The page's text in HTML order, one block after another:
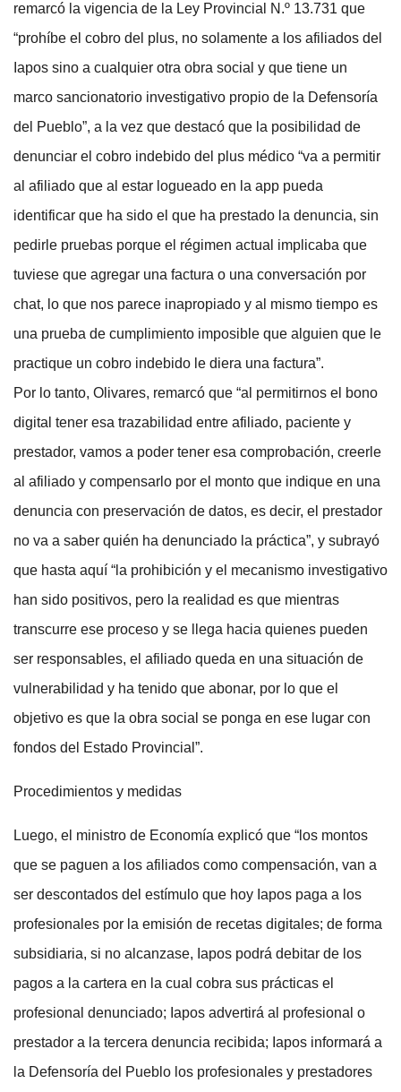
remarcó la vigencia de la Ley Provincial N.º 13.731 que
“prohíbe el cobro del plus, no solamente a los afiliados del
Iapos sino a cualquier otra obra social y que tiene un
marco sancionatorio investigativo propio de la Defensoría
del Pueblo”, a la vez que destacó que la posibilidad de
denunciar el cobro indebido del plus médico “va a permitir
al afiliado que al estar logueado en la app pueda
identificar que ha sido el que ha prestado la denuncia, sin
pedirle pruebas porque el régimen actual implicaba que
tuviese que agregar una factura o una conversación por
chat, lo que nos parece inapropiado y al mismo tiempo es
una prueba de cumplimiento imposible que alguien que le
practique un cobro indebido le diera una factura”.
Por lo tanto, Olivares, remarcó que “al permitirnos el bono
digital tener esa trazabilidad entre afiliado, paciente y
prestador, vamos a poder tener esa comprobación, creerle
al afiliado y compensarlo por el monto que indique en una
denuncia con preservación de datos, es decir, el prestador
no va a saber quién ha denunciado la práctica”, y subrayó
que hasta aquí “la prohibición y el mecanismo investigativo
han sido positivos, pero la realidad es que mientras
transcurre ese proceso y se llega hacia quienes pueden
ser responsables, el afiliado queda en una situación de
vulnerabilidad y ha tenido que abonar, por lo que el
objetivo es que la obra social se ponga en ese lugar con
fondos del Estado Provincial”.
Procedimientos y medidas
Luego, el ministro de Economía explicó que “los montos
que se paguen a los afiliados como compensación, van a
ser descontados del estímulo que hoy Iapos paga a los
profesionales por la emisión de recetas digitales; de forma
subsidiaria, si no alcanzase, Iapos podrá debitar de los
pagos a la cartera en la cual cobra sus prácticas el
profesional denunciado; Iapos advertirá al profesional o
prestador a la tercera denuncia recibida; Iapos informará a
la Defensoría del Pueblo los profesionales y prestadores